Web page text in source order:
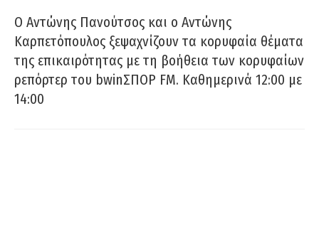
Ο Αντώνης Πανούτσος και ο Αντώνης
Καρπετόπουλος ξεψαχνίζουν τα κορυφαία θέματα
της επικαιρότητας με τη βοήθεια των κορυφαίων
ρεπόρτερ του bwinΣΠΟΡ FM. Καθημερινά 12:00 με
14:00